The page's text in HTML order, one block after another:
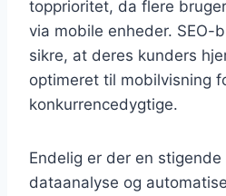
topprioritet, da flere
via mobile enheder. SEO-
sikre, at deres kunders
optimeret til mobilvisning
konkurrencedygtige.
Endelig er der en
dataanalyse og